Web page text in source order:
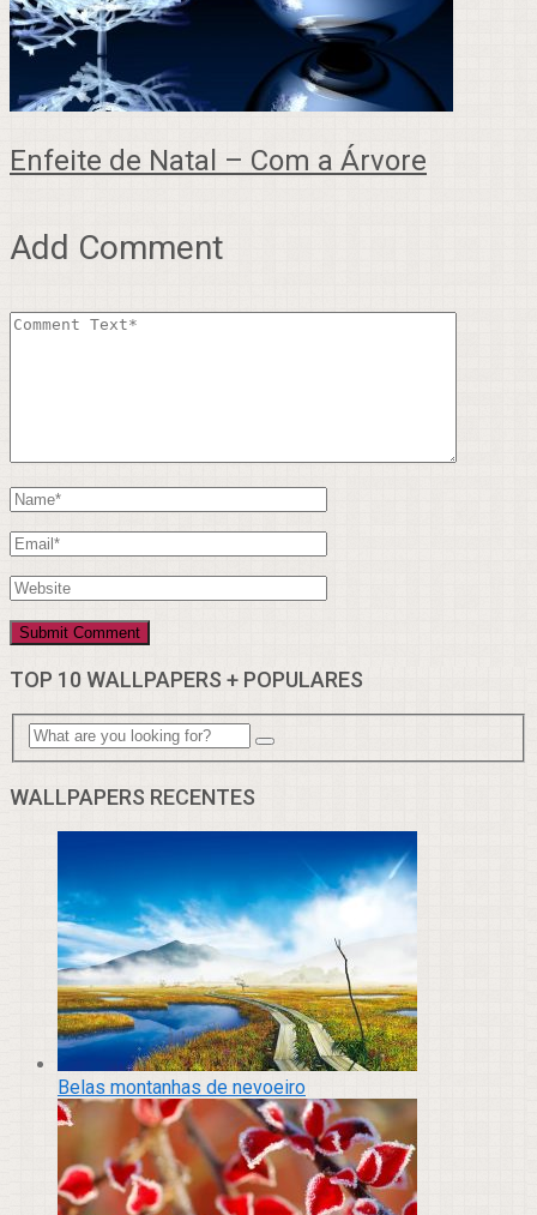
Enfeite de Natal – Com a Árvore
Add Comment
TOP 10 WALLPAPERS + POPULARES
WALLPAPERS RECENTES
Belas montanhas de nevoeiro